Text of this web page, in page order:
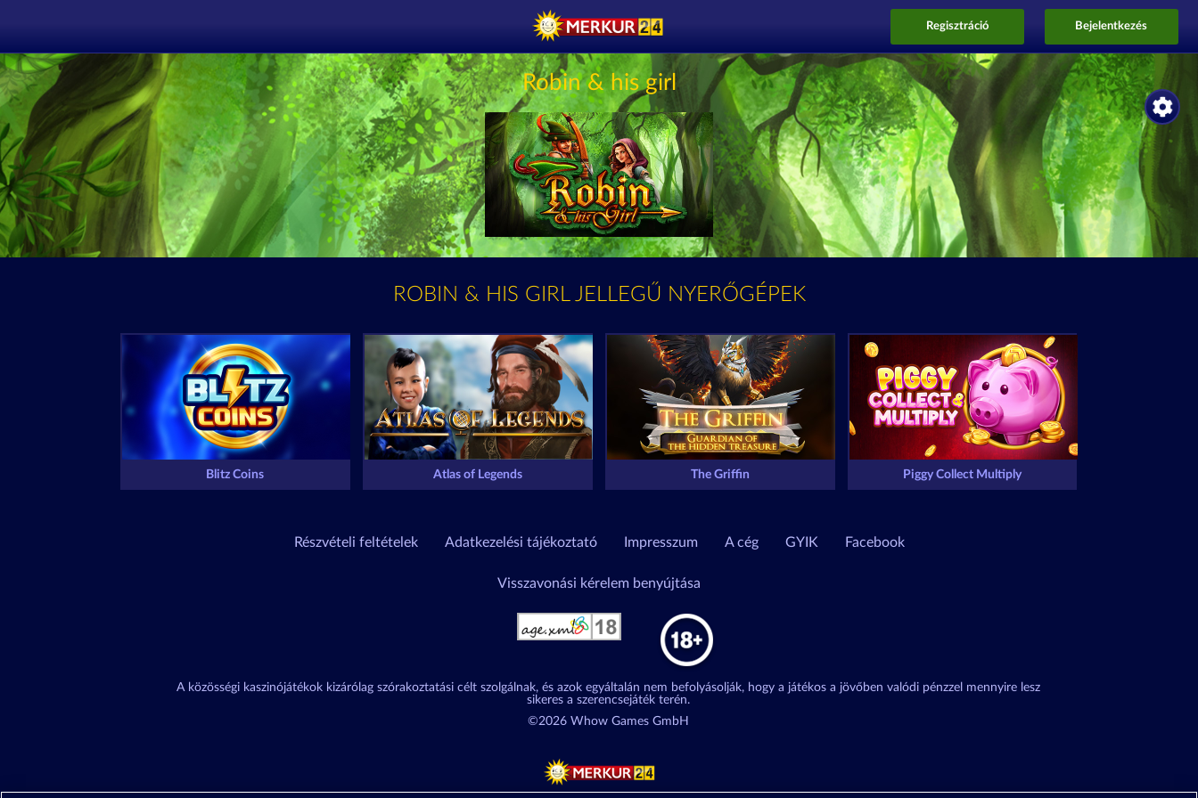
Regisztráció Bejelentkezés
Robin & his girl
ROBIN & HIS GIRL JELLEGŰ NYERŐGÉPEK
Blitz Coins Atlas of Legends The Griffin Piggy Collect Multiply
Részvételi feltételek Adatkezelési tájékoztató Impresszum A cég GYIK Facebook
Visszavonási kérelem benyújtása
A közösségi kaszinójátékok kizárólag szórakoztatási célt szolgálnak, és azok egyáltalán nem befolyásolják, hogy a játékos a jövőben valódi pénzzel mennyire lesz
sikeres a szerencsejáték terén.
©2026 Whow Games GmbH